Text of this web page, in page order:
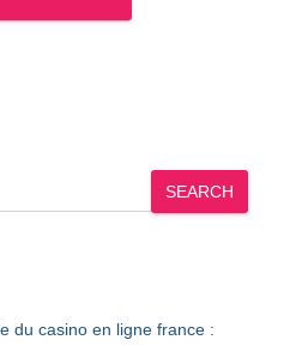
SEARCH
du casino en ligne france :